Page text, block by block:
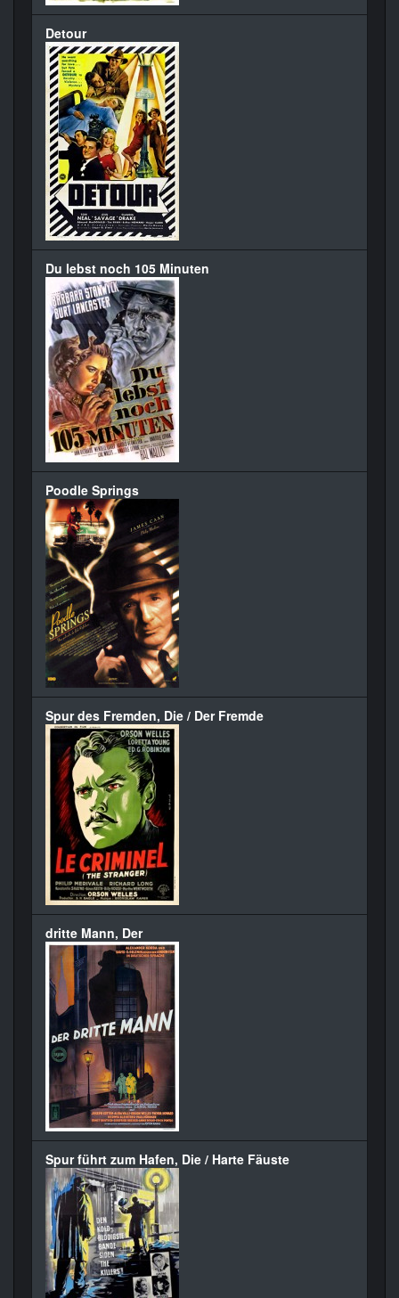
Detour
Du lebst noch 105 Minuten
Poodle Springs
Spur des Fremden, Die / Der Fremde
dritte Mann, Der
Spur führt zum Hafen, Die / Harte Fäuste